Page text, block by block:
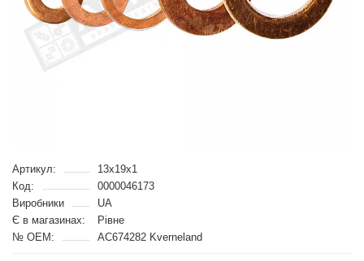
Артикул:
13x19x1
Код:
0000046173
Виробники
UA
Є в магазинах:
Рівне
№ OEM:
AC674282 Kverneland